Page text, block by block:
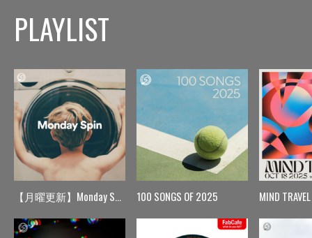
PLAYLIST
【月曜更新】Monday Spin 100 SONGS OF 2025 MIND TRAVEL